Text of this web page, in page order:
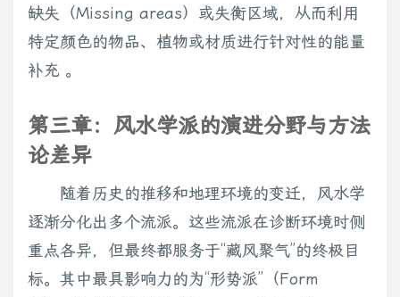
缺失（Missing areas）或失衡区域，从而利用
特定颜色的物品、植物或材质进行针对性的能量
补充 。
第三章：风水学派的演进分野与方法
论差异
随着历史的推移和地理环境的变迁，风水学
逐渐分化出多个流派。这些流派在诊断环境时侧
重点各异，但最终都服务于“藏风聚气”的终极目
标。其中最具影响力的为“形势派”（Form